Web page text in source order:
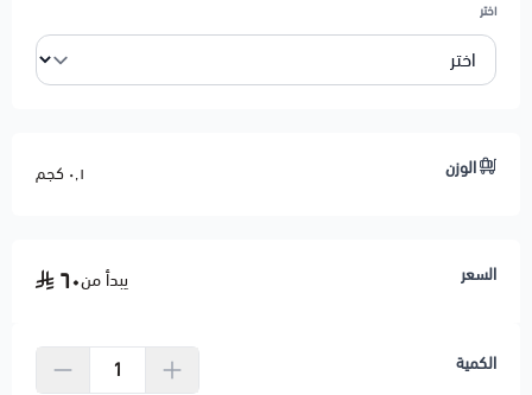
اختر
الوزن ٠٫١ كجم
السعر يبدأ من٦٠
الكمية